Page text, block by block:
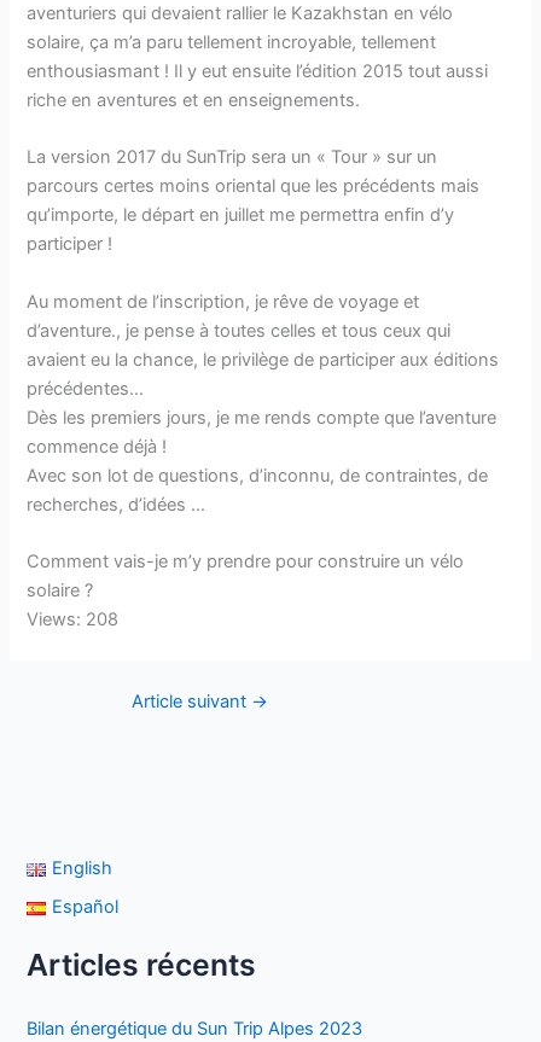
aventuriers qui devaient rallier le Kazakhstan en vélo
solaire, ça m’a paru tellement incroyable, tellement
enthousiasmant ! Il y eut ensuite l’édition 2015 tout aussi
riche en aventures et en enseignements.
La version 2017 du SunTrip sera un « Tour » sur un
parcours certes moins oriental que les précédents mais
qu’importe, le départ en juillet me permettra enfin d’y
participer !
Au moment de l’inscription, je rêve de voyage et
d’aventure., je pense à toutes celles et tous ceux qui
avaient eu la chance, le privilège de participer aux éditions
précédentes…
Dès les premiers jours, je me rends compte que l’aventure
commence déjà !
Avec son lot de questions, d’inconnu, de contraintes, de
recherches, d’idées …
Comment vais-je m’y prendre pour construire un vélo
solaire ?
Views: 208
Article suivant →
English
Español
Articles récents
Bilan énergétique du Sun Trip Alpes 2023